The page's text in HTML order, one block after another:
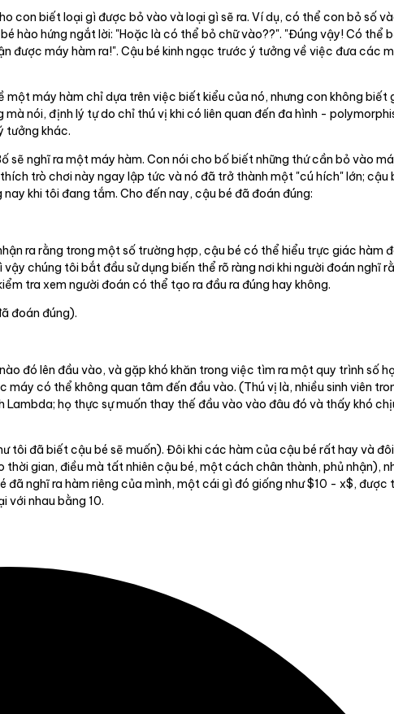
con biết loại gì được bỏ vào và loại gì sẽ ra. Ví dụ, có thể con bỏ số
hào hứng ngắt lời: "Hoặc là có thể bỏ chữ vào??". "Đúng vậy! Có thể
được máy hàm ra!". Cậu bé kinh ngạc trước ý tưởng về việc đưa các
máy hàm chỉ dựa trên việc biết kiểu của nó, nhưng con không biết
nói, định lý tự do chỉ thú vị khi có liên quan đến đa hình -
tưởng khác.
nghĩ ra một máy hàm. Con nói cho bố biết những thứ cần bỏ vào
trò chơi này ngay lập tức và nó đã trở thành một "cú hích" lớn; cậu
khi tôi đang tắm. Cho đến nay, cậu bé đã đoán đúng:
ra rằng trong một số trường hợp, cậu bé có thể hiểu trực giác hàm
chúng tôi bắt đầu sử dụng biến thể rõ ràng nơi khi người đoán nghĩ
tra xem người đoán có thể tạo ra đầu ra đúng hay không.
đoán đúng).
đó lên đầu vào, và gặp khó khăn trong việc tìm ra một quy trình số
có thể không quan tâm đến đầu vào. (Thú vị là, nhiều sinh viên
họ thực sự muốn thay thế đầu vào vào đâu đó và thấy khó
đã biết cậu bé sẽ muốn). Đôi khi các hàm của cậu bé rất hay và
gian, điều mà tất nhiên cậu bé, một cách chân thành, phủ nhận),
đã nghĩ ra hàm riêng của mình, một cái gì đó giống như $10 - x$, được
với nhau bằng 10.